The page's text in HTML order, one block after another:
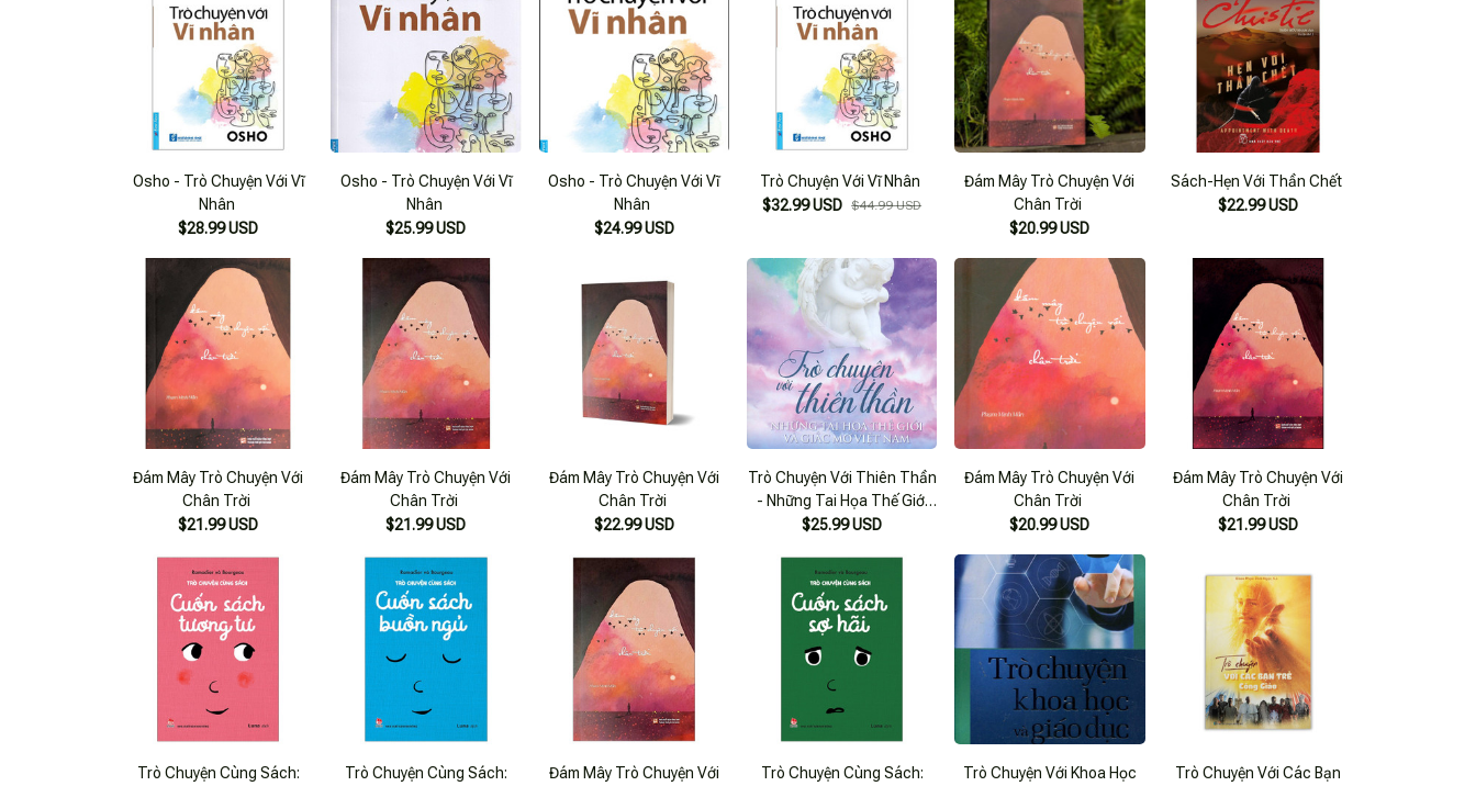
Osho - Trò Chuyện Với Vĩ
Nhân
$28.99 USD
Osho - Trò Chuyện Với Vĩ
Nhân
$25.99 USD
Osho - Trò Chuyện Với Vĩ
Nhân
$24.99 USD
Trò Chuyện Với Vĩ Nhân
$32.99 USD $44.99 USD
Đám Mây Trò Chuyện Với
Chân Trời
$20.99 USD
Sách-Hẹn Với Thần Chết
$22.99 USD
Đám Mây Trò Chuyện Với
Chân Trời
$21.99 USD
Đám Mây Trò Chuyện Với
Chân Trời
$21.99 USD
Đám Mây Trò Chuyện Với
Chân Trời
$22.99 USD
Trò Chuyện Với Thiên Thần
- Những Tai Họa Thế Giới
Và Giấc Mơ Việt Nam
$25.99 USD
Đám Mây Trò Chuyện Với
Chân Trời
$20.99 USD
Đám Mây Trò Chuyện Với
Chân Trời
$21.99 USD
Trò Chuyện Cùng Sách:
Trò Chuyện Cùng Sách:
Đám Mây Trò Chuyện Với
Trò Chuyện Cùng Sách:
Trò Chuyện Với Khoa Học
Trò Chuyện Với Các Bạn